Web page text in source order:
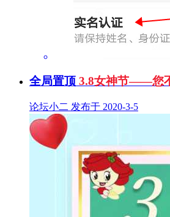
全局置顶 3.8女神节——您
论坛小二 发布于 2020-3-5